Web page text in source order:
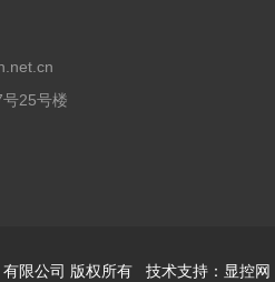
25号楼
限公司 版权所有 技术支持： 显控网